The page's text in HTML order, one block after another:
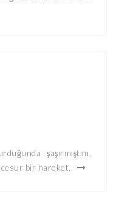
şaşırmıştım,
bir hareket.